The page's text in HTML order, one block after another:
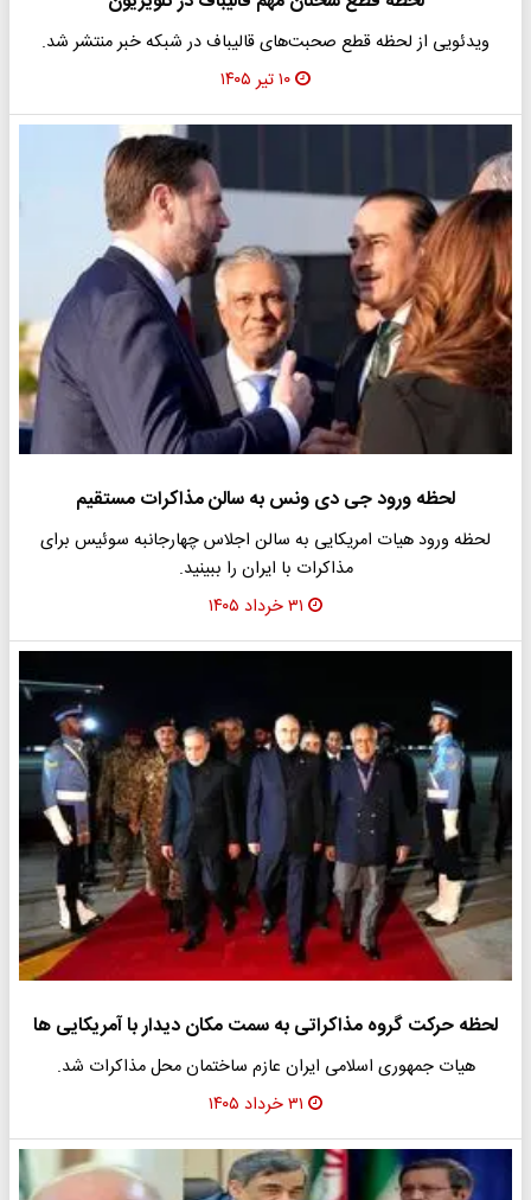
ویدئویی از لحظه قطع صحبت‌های قالیباف در شبکه خبر منتشر شد.
۱۰ تیر ۱۴۰۵
لحظه ورود جی دی ونس به سالن مذاکرات مستقیم
لحظه ورود هیات امریکایی به سالن اجلاس چهارجانبه سوئیس برای
مذاکرات با ایران را ببینید.
۳۱ خرداد ۱۴۰۵
لحظه حرکت گروه مذاکراتی به سمت مکان دیدار با آمریکایی ها
هیات جمهوری اسلامی ایران عازم ساختمان محل مذاکرات شد.
۳۱ خرداد ۱۴۰۵